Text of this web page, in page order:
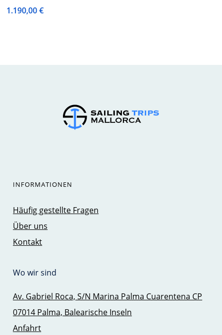
1.190,00€
INFORMATIONEN
Häufig gestellte Fragen
Über uns
Kontakt
Wo wir sind
Av. Gabriel Roca, S/N Marina Palma Cuarentena CP
07014 Palma, Balearische Inseln
Anfahrt